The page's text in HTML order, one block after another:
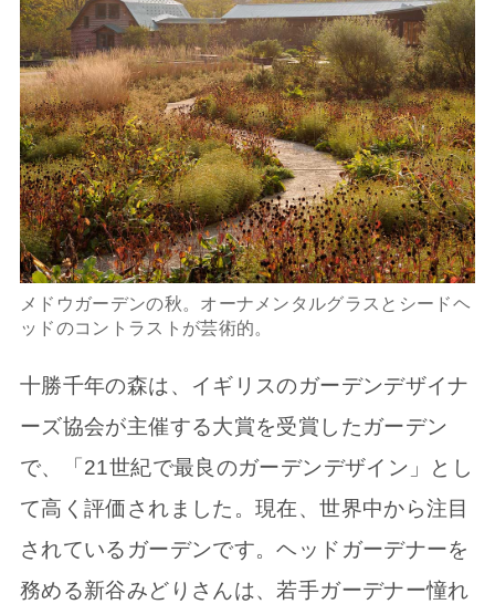
メドウガーデンの秋。オーナメンタルグラスとシードヘ
ッドのコントラストが芸術的。
十勝千年の森は、イギリスのガーデンデザイナ
ーズ協会が主催する大賞を受賞したガーデン
で、「21世紀で最良のガーデンデザイン」とし
て高く評価されました。現在、世界中から注目
されているガーデンです。ヘッドガーデナーを
務める新谷みどりさんは、若手ガーデナー憧れ